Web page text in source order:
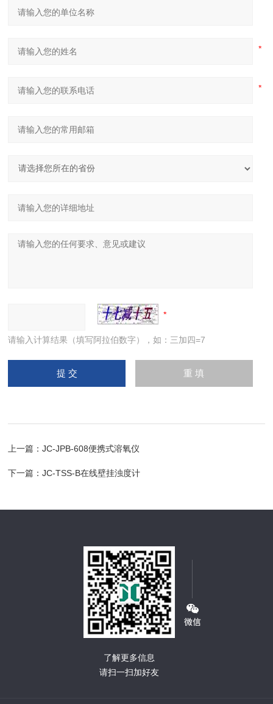
请输入计算结果（填写阿拉伯数字），如：三加四=7
上一篇：JC-JPB-608便携式溶氧仪
下一篇：JC-TSS-B在线壁挂浊度计
了解更多信息
请扫一扫加好友